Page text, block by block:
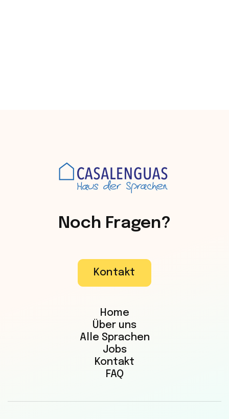
Noch Fragen?
Kontakt
Home
Über uns
Alle Sprachen
Jobs
Kontakt
FAQ